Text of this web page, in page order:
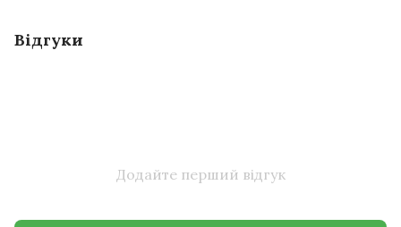
Відгуки
Додайте перший відгук